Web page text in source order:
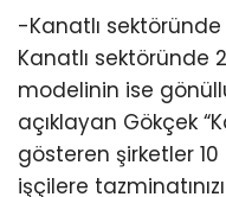
-Kanatlı sektöründe
Kanatlı sektöründe
modelinin ise
açıklayan Gökçek
gösteren şirketler
işçilere